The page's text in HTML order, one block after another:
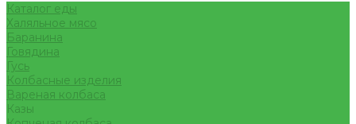
Каталог еды
Халяльное мясо
Баранина
Говядина
Гусь
Колбасные изделия
Вареная колбаса
Казы